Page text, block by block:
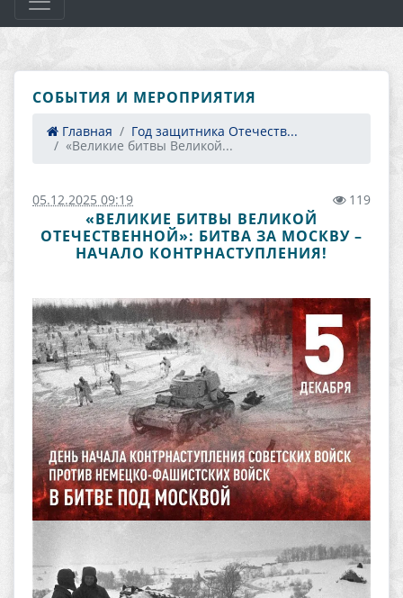
СОБЫТИЯ И МЕРОПРИЯТИЯ
Главная
Год защитника Отечеств...
«Великие битвы Великой...
05.12.2025 09:19 119
«ВЕЛИКИЕ БИТВЫ ВЕЛИКОЙ
ОТЕЧЕСТВЕННОЙ»: БИТВА ЗА МОСКВУ –
НАЧАЛО КОНТРНАСТУПЛЕНИЯ!